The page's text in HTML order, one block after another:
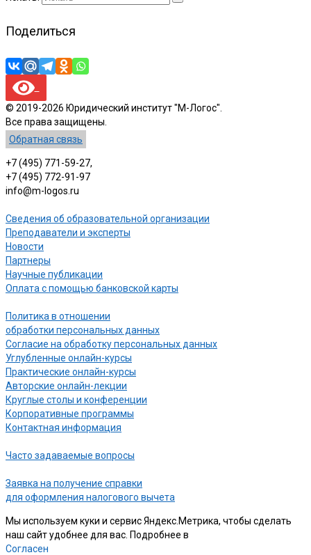
Поделиться
© 2019-2026 Юридический институт "М-Логос".
Все права защищены.
Обратная связь
+7 (495) 771-59-27,
+7 (495) 772-91-97
info@m-logos.ru
Сведения об образовательной организации
Преподаватели и эксперты
Новости
Партнеры
Научные публикации
Оплата с помощью банковской карты
Политика в отношении
обработки персональных данных
Согласие на обработку персональных данных
Углубленные онлайн-курсы
Практические онлайн-курсы
Авторские онлайн-лекции
Круглые столы и конференции
Корпоративные программы
Контактная информация
Часто задаваемые вопросы
Заявка на получение справки
для оформления налогового вычета
Мы используем куки и сервис Яндекс.Метрика, чтобы сделать
наш сайт удобнее для вас. Подробнее в
Согласен